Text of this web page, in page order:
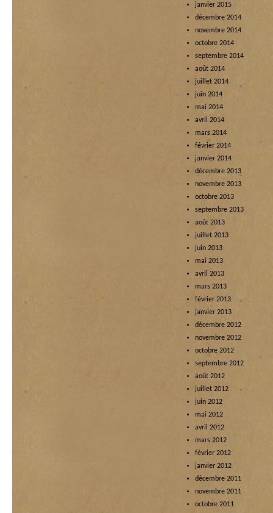
janvier 2015
décembre 2014
novembre 2014
octobre 2014
septembre 2014
août 2014
juillet 2014
juin 2014
mai 2014
avril 2014
mars 2014
février 2014
janvier 2014
décembre 2013
novembre 2013
octobre 2013
septembre 2013
août 2013
juillet 2013
juin 2013
mai 2013
avril 2013
mars 2013
février 2013
janvier 2013
décembre 2012
novembre 2012
octobre 2012
septembre 2012
août 2012
juillet 2012
juin 2012
mai 2012
avril 2012
mars 2012
février 2012
janvier 2012
décembre 2011
novembre 2011
octobre 2011